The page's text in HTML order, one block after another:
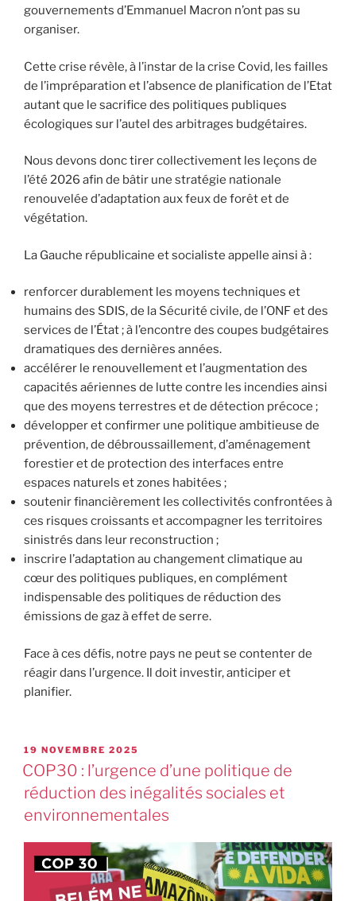
gouvernements d’Emmanuel Macron n’ont pas su
organiser.
Cette crise révèle, à l’instar de la crise Covid, les failles
de l’impréparation et l’absence de planification de l’Etat
autant que le sacrifice des politiques publiques
écologiques sur l’autel des arbitrages budgétaires.
Nous devons donc tirer collectivement les leçons de
l’été 2026 afin de bâtir une stratégie nationale
renouvelée d’adaptation aux feux de forêt et de
végétation.
La Gauche républicaine et socialiste appelle ainsi à :
renforcer durablement les moyens techniques et
humains des SDIS, de la Sécurité civile, de l’ONF et des
services de l’État ; à l’encontre des coupes budgétaires
dramatiques des dernières années.
accélérer le renouvellement et l’augmentation des
capacités aériennes de lutte contre les incendies ainsi
que des moyens terrestres et de détection précoce ;
développer et confirmer une politique ambitieuse de
prévention, de débroussaillement, d’aménagement
forestier et de protection des interfaces entre
espaces naturels et zones habitées ;
soutenir financièrement les collectivités confrontées à
ces risques croissants et accompagner les territoires
sinistrés dans leur reconstruction ;
inscrire l’adaptation au changement climatique au
cœur des politiques publiques, en complément
indispensable des politiques de réduction des
émissions de gaz à effet de serre.
Face à ces défis, notre pays ne peut se contenter de
réagir dans l’urgence. Il doit investir, anticiper et
planifier.
19 NOVEMBRE 2025
COP30 : l’urgence d’une politique de
réduction des inégalités sociales et
environnementales